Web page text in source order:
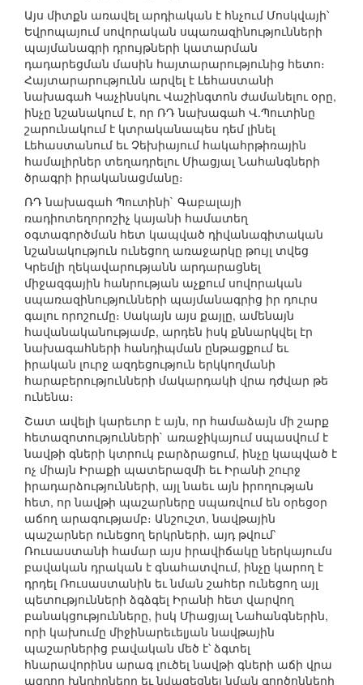
Այս միտքն առավել արդիական է հնչում Մոսկվայի՝
Եվրոպայում սովորական սպառազինությունների
պայմանագրի դրույթների կատարման
դադարեցման մասին հայտարարությունից հետո։
Հայտարարությունն արվել է Լեհաստանի
նախագահ Կաչինսկու Վաշինգտոն ժամանելու օրը,
ինչը նշանակում է, որ ՌԴ նախագահ Վ.Պուտինը
շարունակում է կտրականապես դեմ լինել
Լեհաստանում եւ Չեխիայում հակահրթիռային
համալիրներ տեղադրելու Միացյալ Նահանգների
ծրագրի իրականացմանը։
ՌԴ նախագահ Պուտինի` Գաբալայի
ռադիոտեղորոշիչ կայանի համատեղ
օգտագործման հետ կապված դիվանագիտական
նշանակություն ունեցող առաջարկը թույլ տվեց
Կրեմլի ղեկավարությանն արդարացնել
միջազգային հանրության աչքում սովորական
սպառազինությունների պայմանագրից իր դուրս
գալու որոշումը։ Սակայն այս քայլը, ամենայն
հավանականությամբ, արդեն իսկ քննարկվել էր
նախագահների հանդիպման ընթացքում եւ
իրական լուրջ ազդեցություն երկկողմանի
հարաբերությունների մակարդակի վրա դժվար թե
ունենա։
Շատ ավելի կարեւոր է այն, որ համաձայն մի շարք
հետազոտությունների` առաջիկայում սպասվում է
նավթի գների կտրուկ բարձրացում, ինչը կապված է
ոչ միայն Իրաքի պատերազմի եւ Իրանի շուրջ
իրադարձությունների, այլ նաեւ այն իրողության
հետ, որ նավթի պաշարները սպառվում են օրեցօր
աճող արագությամբ։ Անշուշտ, նավթային
պաշարներ ունեցող երկրների, այդ թվում՝
Ռուսաստանի համար այս իրավիճակը ներկայումս
բավական դրական է գնահատվում, ինչը կարող է
դրդել Ռուսաստանին եւ նման շահեր ունեցող այլ
պետությունների ձգձգել Իրանի հետ վարվող
բանակցությունները, իսկ Միացյալ Նահանգներին,
որի կախումը միջինարեւելյան նավթային
պաշարներից բավական մեծ է՝ ձգտել
հնարավորինս արագ լուծել նավթի գների աճի վրա
ազդող խնդիրները եւ նվազեցնել նման գործոնների